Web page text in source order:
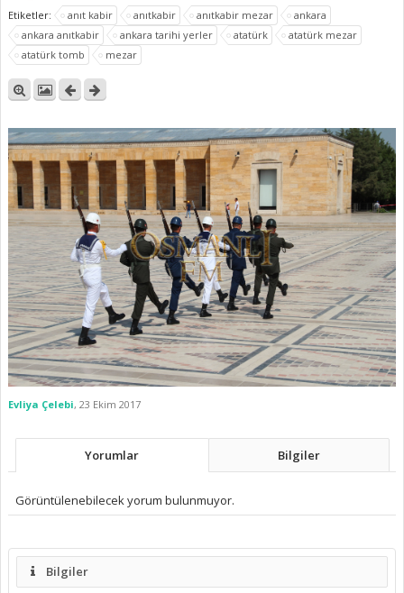
Etiketler: anıt kabir anıtkabir anıtkabir mezar
ankara
ankara anıtkabir
ankara tarihi yerler atatürk
atatürk mezar
atatürk tomb
mezar
Evliya Çelebi, 23 Ekim 2017
Yorumlar Bilgiler
Görüntülenebilecek yorum bulunmuyor.
Bilgiler